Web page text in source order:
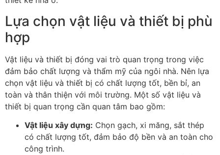
Lựa chọn vật liệu và thiết bị phù
hợp
Vật liệu và thiết bị đóng vai trò quan trọng trong việc
đảm bảo chất lượng và thẩm mỹ của ngôi nhà. Nên lựa
chọn vật liệu và thiết bị có chất lượng tốt, bền bỉ, an
toàn và thân thiện với môi trường. Một số vật liệu và
thiết bị quan trọng cần quan tâm bao gồm:
Vật liệu xây dựng: Chọn gạch, xi măng, sắt thép
có chất lượng tốt, đảm bảo độ bền và an toàn cho
công trình.